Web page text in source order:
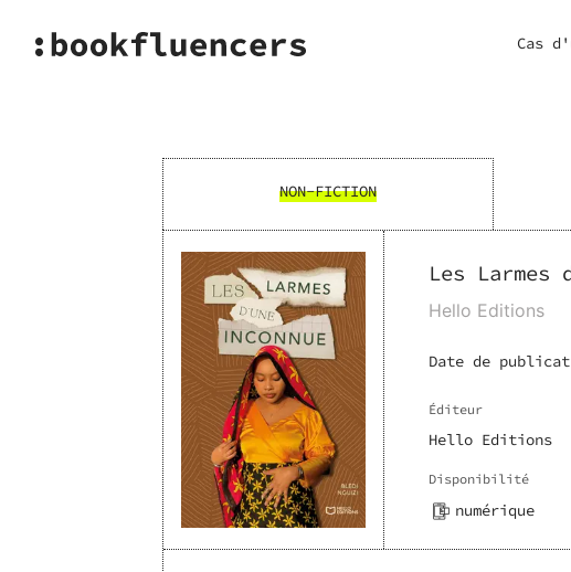
Cas
NON-FICTION
Les Larmes
Hello Editions
Date de
Éditeur
Hello Editions
Disponibilité
numérique